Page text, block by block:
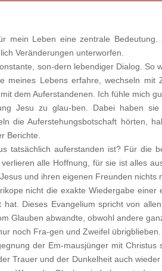
mein Leben eine zentrale
Veränderungen unterworfen.
son-dern lebendiger Dialog.
Lebens erfahre, wechseln mit
dem Auferstandenen. Ich fühle mich
Jesu zu glau-ben. Dabei haben
die Auferstehungsbotschaft hörten,
Berichte.
tatsächlich auferstanden ist? Für die
alle Hoffnung, für sie ist alles
und ihren eigenen Freunden nichts
nicht die exakte Wiedergabe
Dieses Evangelium spricht von
Glauben abwandte, obwohl andere
noch Fra-gen und Zweifel übrigblieben.
der Em-mausjünger mit
Trauer und der Dunkelheit auch